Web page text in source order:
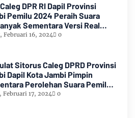
DPR RI Dapil Provinsi
Pemilu 2024 Peraih Suara
Sementara Versi Real
KPU RI
Februari 16, 2024 0
Sitorus Caleg DPRD Provinsi
Dapil Kota Jambi Pimpin
Perolehan Suara Pemilu
Februari 17, 2024 0